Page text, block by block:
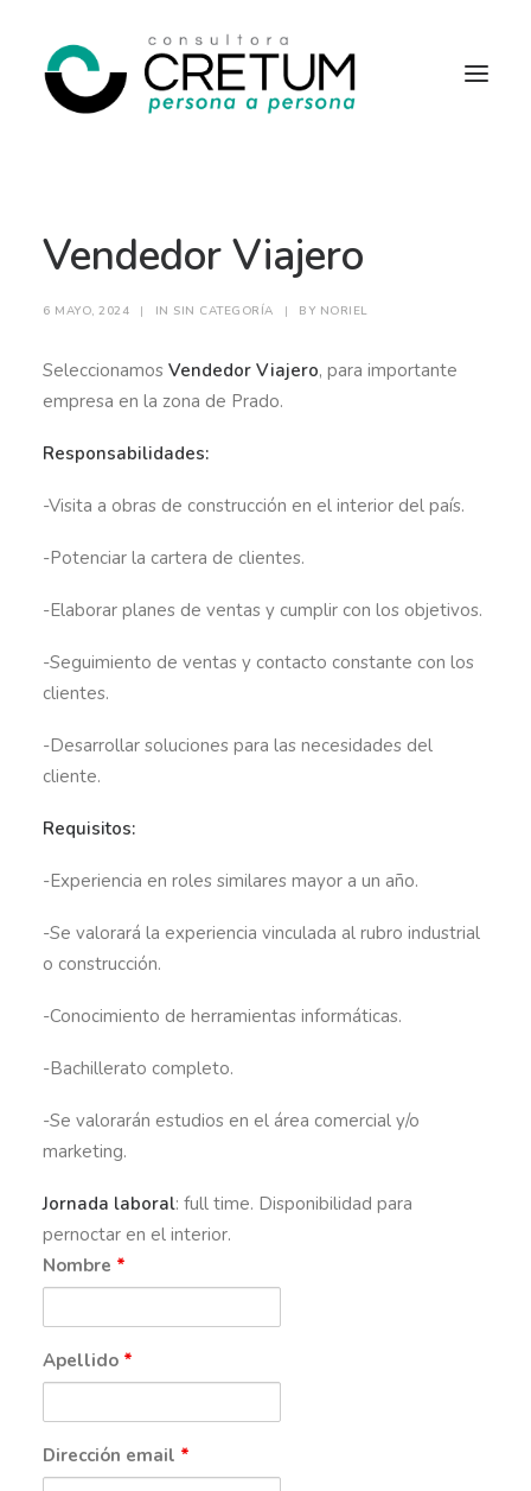
SERVICIOS
SOBRE NOSOTROS
Vendedor Viajero
6 MAYO, 2024 | IN SIN CATEGORÍA | BY NORIEL
Seleccionamos Vendedor Viajero, para importante
empresa en la zona de Prado.
Responsabilidades:
-Visita a obras de construcción en el interior del país.
-Potenciar la cartera de clientes.
-Elaborar planes de ventas y cumplir con los objetivos.
-Seguimiento de ventas y contacto constante con los
clientes.
-Desarrollar soluciones para las necesidades del
cliente.
Requisitos:
-Experiencia en roles similares mayor a un año.
-Se valorará la experiencia vinculada al rubro industrial
o construcción.
-Conocimiento de herramientas informáticas.
-Bachillerato completo.
-Se valorarán estudios en el área comercial y/o
marketing.
Jornada laboral: full time. Disponibilidad para
pernoctar en el interior.
Nombre *
Apellido *
Dirección email *